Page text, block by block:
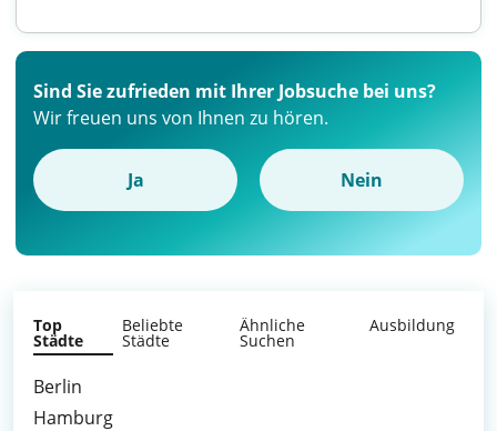
Sind Sie zufrieden mit Ihrer Jobsuche bei uns?
Wir freuen uns von Ihnen zu hören.
Ja Nein
Top
Städte
Beliebte
Städte
Ähnliche
Suchen
Ausbildung
Berlin
Hamburg